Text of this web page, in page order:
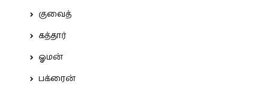
குவைத்
கத்தார்
ஓமன்
பக்ரைன்